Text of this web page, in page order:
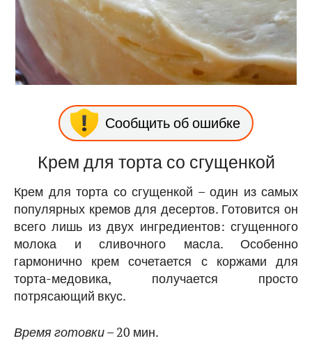
Сообщить об ошибке
Крем для торта со сгущенкой
Крем для торта со сгущенкой – один из самых
популярных кремов для десертов. Готовится он
всего лишь из двух ингредиентов: сгущенного
молока и сливочного масла. Особенно
гармонично крем сочетается с коржами для
торта-медовика, получается просто
потрясающий вкус.
Время готовки– 20 мин.